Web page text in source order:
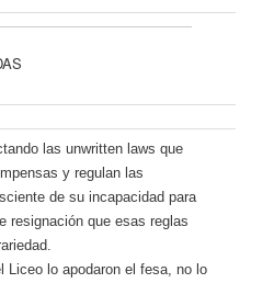
las unwritten laws que
y regulan las
de su incapacidad para
resignación que esas reglas
Liceo lo apodaron el fesa, no lo